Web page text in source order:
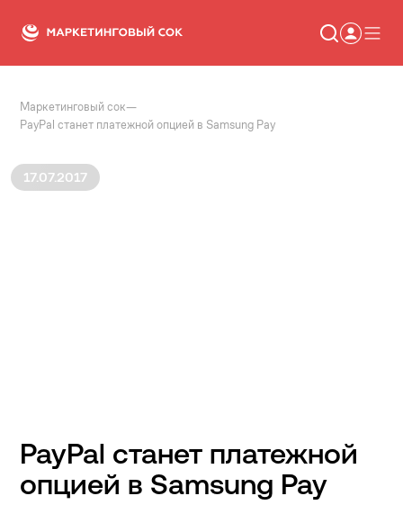
Статьи
Новости
Маркетинговый сок—
PayPal станет платежной опцией в Samsung Pay
17.07.2017
PayPal станет платежной
опцией в Samsung Pay